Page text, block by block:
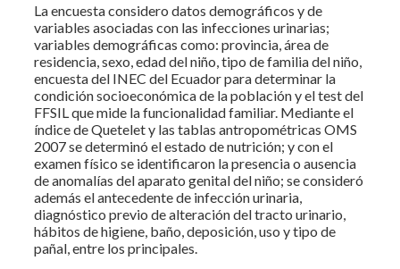
La encuesta considero datos demográficos y de
variables asociadas con las infecciones urinarias;
variables demográficas como: provincia, área de
residencia, sexo, edad del niño, tipo de familia del niño,
encuesta del INEC del Ecuador para determinar la
condición socioeconómica de la población y el test del
FFSIL que mide la funcionalidad familiar. Mediante el
índice de Quetelet y las tablas antropométricas OMS
2007 se determinó el estado de nutrición; y con el
examen físico se identificaron la presencia o ausencia
de anomalías del aparato genital del niño; se consideró
además el antecedente de infección urinaria,
diagnóstico previo de alteración del tracto urinario,
hábitos de higiene, baño, deposición, uso y tipo de
pañal, entre los principales.